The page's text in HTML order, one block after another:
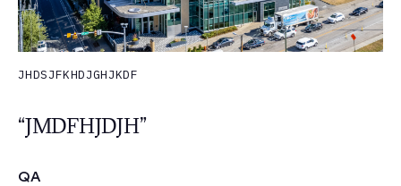
JHDSJFKHDJGHJKDF
“JMDFHJDJH”
QA